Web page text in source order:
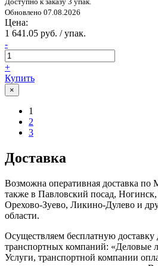
Обновлено 07.08.2026
Цена:
1 641.05 руб. / упак.
-
+
Купить
×
1
2
3
Доставка
Возможна оперативная доставка по
также в Павловский посад,
Орехово-Зуево, Ликино-Дулево и
области.
Осуществляем бесплатную доставку
транспортных компаний:
Услуги, транспортной компании